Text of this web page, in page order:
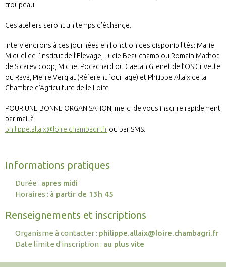
troupeau
Ces ateliers seront un temps d’échange.
Interviendrons à ces journées en fonction des disponibilités: Marie
Miquel de l’Institut de l’Elevage, Lucie Beauchamp ou Romain Mathot
de Sicarev coop, Michel Pocachard ou Gaëtan Grenet de l’OS Grivette
ou Rava, Pierre Vergiat (Réferent fourrage) et Philippe Allaix de la
Chambre d’Agriculture de le Loire
POUR UNE BONNE ORGANISATION, merci de vous inscrire rapidement
par mail à
philippe.allaix@loire.chambagri.fr ou par SMS.
Informations pratiques
Durée : apres midi
Horaires : à partir de 13h 45
Renseignements et inscriptions
Organisme à contacter : philippe.allaix@loire.chambagri.fr
Date limite d'inscription : au plus vite